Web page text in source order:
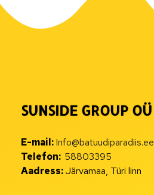
SUNSIDE GROUP OÜ
E-mail:Info@batuudiparadiis.ee
Telefon: 58803395
Aadress:Järvamaa, Türi linn